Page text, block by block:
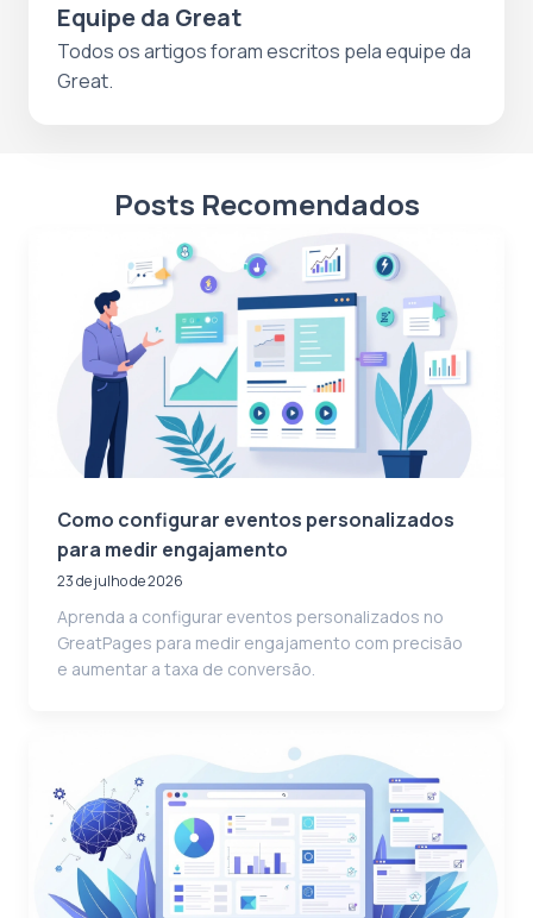
Equipe da Great
Todos os artigos foram escritos pela equipe da
Great.
Posts Recomendados
Como configurar eventos personalizados
para medir engajamento
23 de julho de 2026
Aprenda a configurar eventos personalizados no
GreatPages para medir engajamento com precisão
e aumentar a taxa de conversão.